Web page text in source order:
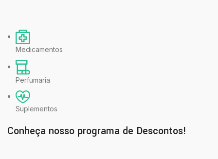
Medicamentos
Perfumaria
Suplementos
Conheça nosso programa de Descontos!